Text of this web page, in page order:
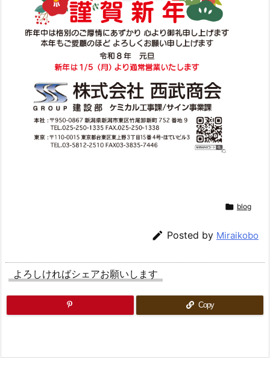
 blog
 Posted by Miraikobo
よろしければシェアお願いします
Copy